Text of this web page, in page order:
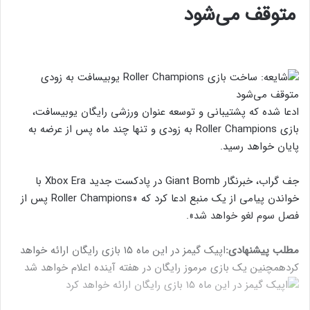
متوقف می‌شود
ادعا شده که پشتیبانی و توسعه عنوان ورزشی رایگان یوبیسافت،
بازی Roller Champions به زودی و تنها چند ماه پس از عرضه به
پایان خواهد رسید.
جف گراب، خبرنگار Giant Bomb در پادکست جدید Xbox Era با
خواندن پیامی از یک منبع ادعا کرد که «Roller Champions پس از
فصل سوم لغو خواهد شد».
مطلب پیشنهادی:
اپیک گیمز در این ماه ۱۵ بازی رایگان ارائه خواهد
کردهمچنین یک بازی مرموز رایگان در هفته آینده اعلام خواهد شد